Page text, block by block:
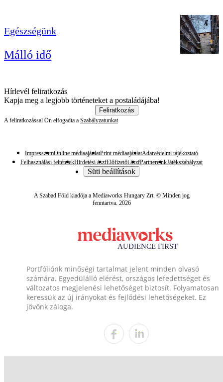
Egészségünk
Málló idő
Hírlevél feliratkozás
Kapja meg a legjobb történeteket a postaládájába!
Feliratkozás
A feliratkozással Ön elfogadta a Szabályzatunkat
ImpresszumOnline médiaajánlatPrint médiaajánlatAdatvédelmi tájékoztató
Felhasználási feltételekHirdetési ászfElőfizetői ászfPartnereinkJátékszabályzat
Süti beállítások
A Szabad Föld kiadója a Mediaworks Hungary Zrt. © Minden jog
fenntartva. 2026
Portfóliónk minőségi tartalmat jelent minden olvasó
számára. Egyedülálló elérést, országos lefedettséget és
változatos megjelenési lehetőséget biztosít. Folyamatosan
keressük az új irányokat és fejlődési lehetőségeket. Ez
jövőnk záloga.